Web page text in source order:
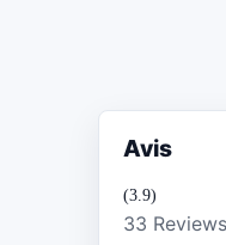
Avis
(3.9)
33 Reviews